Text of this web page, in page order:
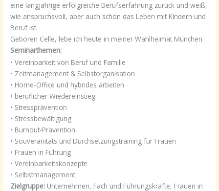
eine langjährige erfolgreiche Berufserfahrung zurück und weiß,
wie anspruchsvoll, aber auch schön das Leben mit Kindern und
Beruf ist.
Geboren Celle, lebe ich heute in meiner Wahlheimat München.
Seminarthemen:
• Vereinbarkeit von Beruf und Familie
• Zeitmanagement & Selbstorganisation
• Home-Office und hybrides arbeiten
• beruflicher Wiedereinstieg
• Stressprävention
• Stressbewältigung
• Burnout-Prävention
• Souveränitäts und Durchsetzungstraining für Frauen
• Frauen in Führung
• Vereinbarkeitskonzepte
• Selbstmanagement
Zielgruppe: Unternehmen, Fach und Führungskräfte, Frauen in